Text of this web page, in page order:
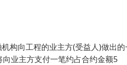
构向工程的业主方(受益人)做出
业主方支付一笔约占合约金额5